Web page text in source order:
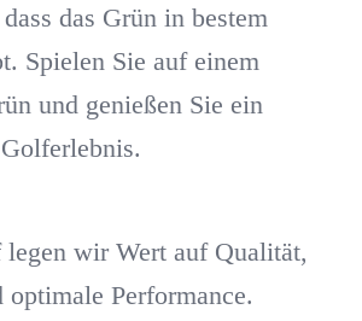
das Grün in bestem
Spielen Sie auf einem
und genießen Sie ein
wir Wert auf Qualität,
optimale Performance.